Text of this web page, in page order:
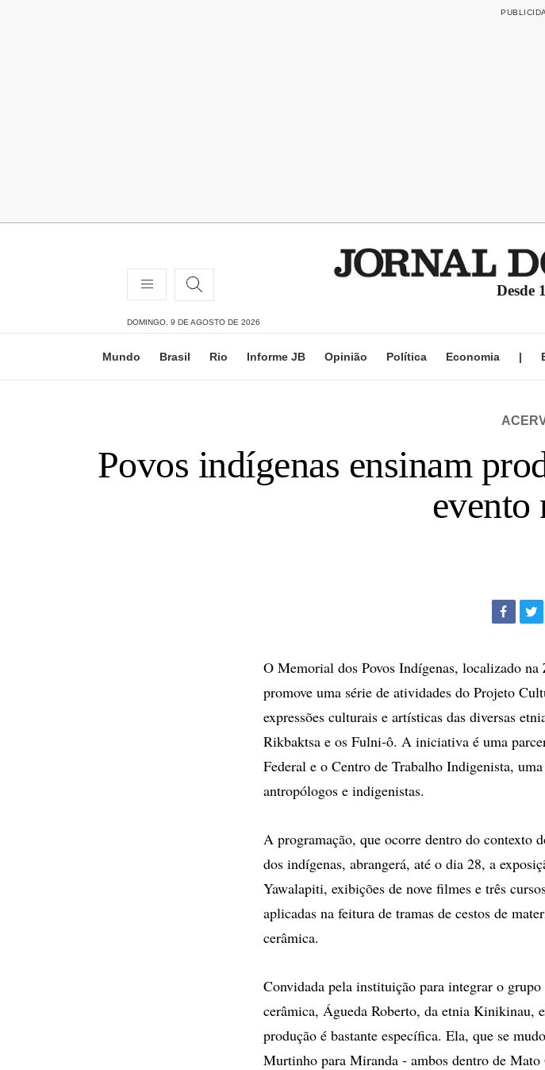
Desde
DOMINGO, 9 DE AGOSTO DE 2026
Mundo Brasil Rio Informe JB Opinião Política Economia |
Povos indígenas ensinam
evento
O Memorial dos Povos Indígenas, localizado
promove uma série de atividades do Projeto
expressões culturais e artísticas das diversas
Rikbaktsa e os Fulni-ô. A iniciativa é uma
Federal e o Centro de Trabalho Indigenista,
antropólogos e indigenistas.
A programação, que ocorre dentro do contexto
dos indígenas, abrangerá, até o dia 28, a
Yawalapiti, exibições de nove filmes e três
aplicadas na feitura de tramas de cestos de
cerâmica.
Convidada pela instituição para integrar o
cerâmica, Águeda Roberto, da etnia Kinikinau,
produção é bastante específica. Ela, que se
Murtinho para Miranda - ambos dentro de